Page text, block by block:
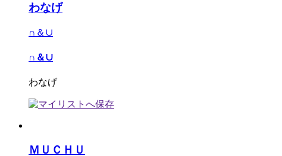
わなげ
∩＆∪
∩＆∪
わなげ
ＭＵＣＨＵ